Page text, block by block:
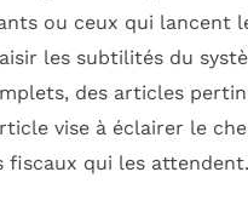
ou ceux qui lancent
les subtilités du
des articles
vise à éclairer le
fiscaux qui les attendent.